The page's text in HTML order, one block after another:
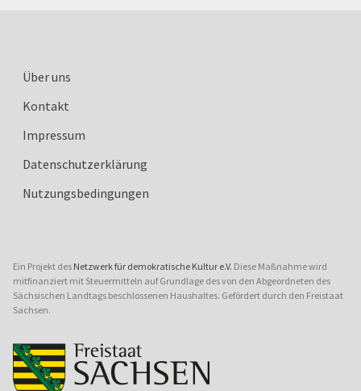
Über uns
Kontakt
Impressum
Datenschutzerklärung
Nutzungsbedingungen
Ein Projekt des Netzwerk für demokratische Kultur e.V. Diese Maßnahme wird
mitfinanziert mit Steuermitteln auf Grundlage des von den Abgeordneten des
Sächsischen Landtags beschlossenen Haushaltes. Gefördert durch den Freistaat
Sachsen.